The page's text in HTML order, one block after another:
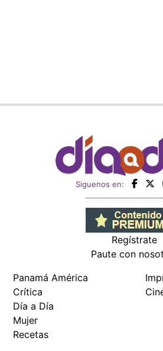
Siguenos en:
Regístrate
Paute con
Panamá América
Crítica
Día a Día
Mujer
Recetas